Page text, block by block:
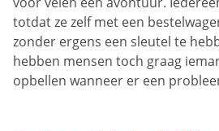
totdat ze zelf met een
zonder ergens een sleutel te
hebben mensen toch graag
opbellen wanneer er een